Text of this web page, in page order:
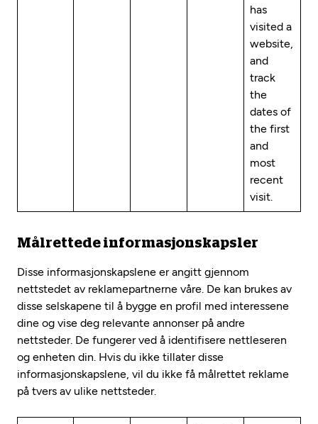
has
visited a
website,
and
track
the
dates of
the first
and
most
recent
visit.
Målrettede informasjonskapsler
Disse informasjonskapslene er angitt gjennom
nettstedet av reklamepartnerne våre. De kan brukes av
disse selskapene til å bygge en profil med interessene
dine og vise deg relevante annonser på andre
nettsteder. De fungerer ved å identifisere nettleseren
og enheten din. Hvis du ikke tillater disse
informasjonskapslene, vil du ikke få målrettet reklame
på tvers av ulike nettsteder.